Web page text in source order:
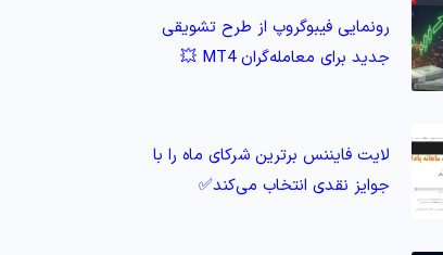
رونمایی فیبوگروپ از طرح تشویقی
جدید برای معامله‌گران MT4 💥
لایت فایننس برترین شرکای ماه را با
جوایز نقدی انتخاب می‌کند✅